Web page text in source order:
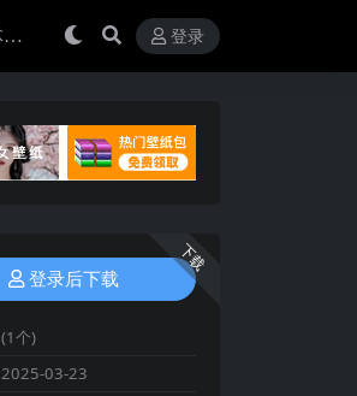
登录
下载
登录后下载
(1个)
2025-03-23